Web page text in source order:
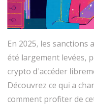
En 2025, les sanctions
été largement levées,
crypto d'accéder
Découvrez ce qui a
comment profiter de